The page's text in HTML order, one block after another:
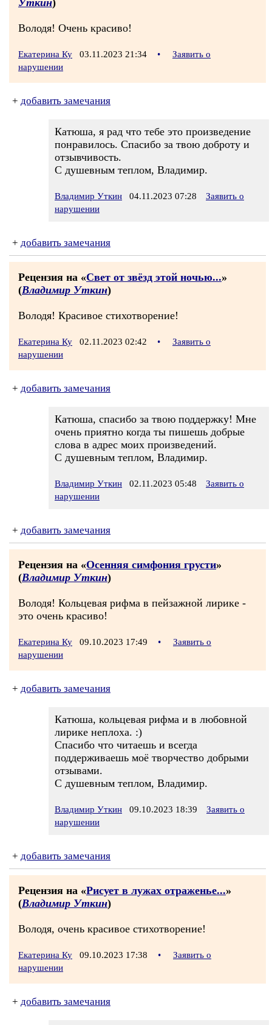
Уткин)
Володя! Очень красиво!
Екатерина Ку 03.11.2023 21:34 •
Заявить о
нарушении
+ добавить замечания
Катюша, я рад что тебе это произведение
понравилось. Спасибо за твою доброту и
отзывчивость.
С душевным теплом, Владимир.
Владимир Уткин 04.11.2023 07:28
Заявить о
нарушении
+ добавить замечания
Рецензия на «Свет от звёзд этой ночью...»
(Владимир Уткин)
Володя! Красивое стихотворение!
Екатерина Ку 02.11.2023 02:42 •
Заявить о
нарушении
+ добавить замечания
Катюша, спасибо за твою поддержку! Мне
очень приятно когда ты пишешь добрые
слова в адрес моих произведений.
С душевным теплом, Владимир.
Владимир Уткин 02.11.2023 05:48
Заявить о
нарушении
+ добавить замечания
Рецензия на «Осенняя симфония грусти»
(Владимир Уткин)
Володя! Кольцевая рифма в пейзажной лирике -
это очень красиво!
Екатерина Ку 09.10.2023 17:49 •
Заявить о
нарушении
+ добавить замечания
Катюша, кольцевая рифма и в любовной
лирике неплоха. :)
Спасибо что читаешь и всегда
поддерживаешь моё творчество добрыми
отзывами.
С душевным теплом, Владимир.
Владимир Уткин 09.10.2023 18:39
Заявить о
нарушении
+ добавить замечания
Рецензия на «Рисует в лужах отраженье...»
(Владимир Уткин)
Володя, очень красивое стихотворение!
Екатерина Ку 09.10.2023 17:38 •
Заявить о
нарушении
+ добавить замечания